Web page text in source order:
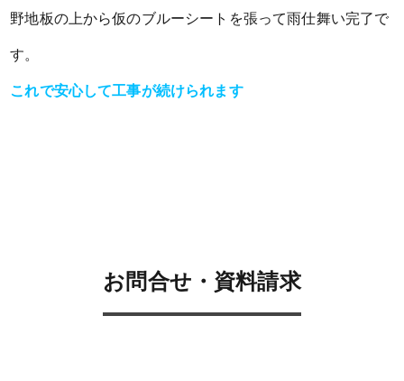
野地板の上から仮のブルーシートを張って雨仕舞い完了で
す。
これで安心して工事が続けられます
お問合せ・資料請求